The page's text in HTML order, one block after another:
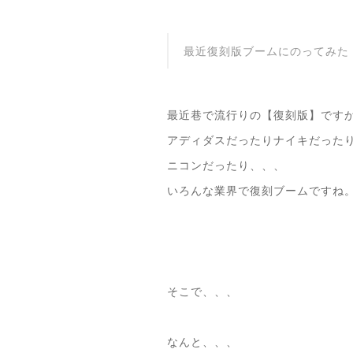
最近復刻版ブームにのってみた
最近巷で流行りの【復刻版】ですが
アディダスだったりナイキだったり
ニコンだったり、、、
いろんな業界で復刻ブームですね。
そこで、、、
なんと、、、